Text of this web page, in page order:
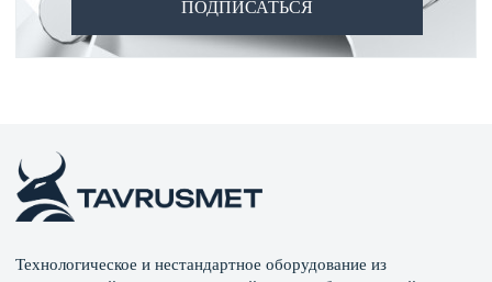
продукции должно соответствовать санитарным нормам
и быть совместимым с технологическим процессом.
Подвесные конструкции обеспечивают равномерное
размещение туш и изделий в камерах копчения. Они
выдерживают высокую температуру и влажность,
обеспечивают циркуляцию воздуха и упрощают
ПОДПИСАТЬСЯ
Технологическое и нестандартное оборудование из